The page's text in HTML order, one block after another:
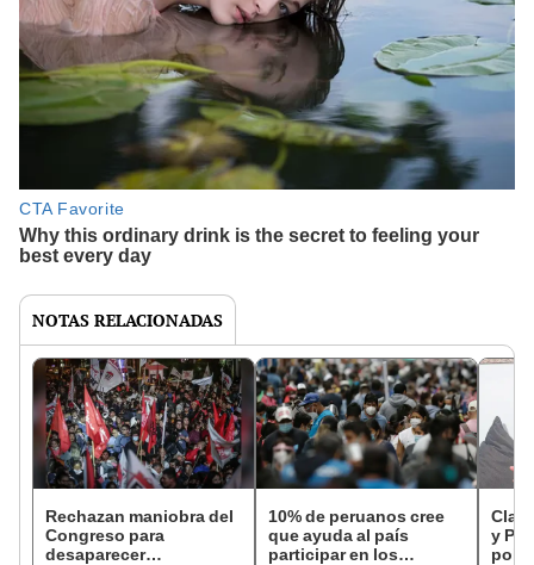
NOTAS RELACIONADAS
Rechazan maniobra del
Congreso para
desaparecer
10% de peruanos cree
que ayuda al país
participar en los
y